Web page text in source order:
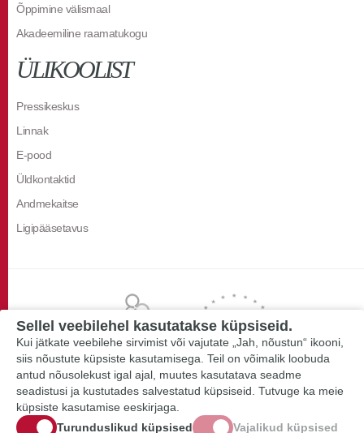
Õppimine välismaal
Akadeemiline raamatukogu
ÜLIKOOLIST
Pressikeskus
Linnak
E-pood
Üldkontaktid
Andmekaitse
Ligipääsetavus
Sellel veebilehel kasutatakse küpsiseid.
Kui jätkate veebilehe sirvimist või vajutate „Jah, nõustun“ ikooni,
siis nõustute küpsiste kasutamisega. Teil on võimalik loobuda
antud nõusolekust igal ajal, muutes kasutatava seadme
seadistusi ja kustutades salvestatud küpsiseid. Tutvuge ka meie
küpsiste kasutamise eeskirjaga.
Turunduslikud küpsised
Vajalikud küpsised